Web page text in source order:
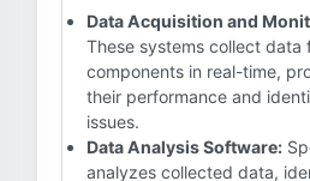
Data Acquisition and
These systems collect data
components in real-time,
their performance and
issues.
Data Analysis Software:
analyzes collected data,